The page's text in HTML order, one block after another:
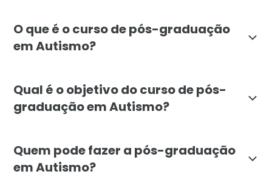
O que é o curso de pós-graduação
em Autismo?
Qual é o objetivo do curso de pós-
graduação em Autismo?
Quem pode fazer a pós-graduação
em Autismo?